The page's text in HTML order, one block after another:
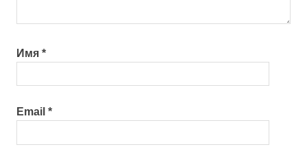
Имя *
Email *